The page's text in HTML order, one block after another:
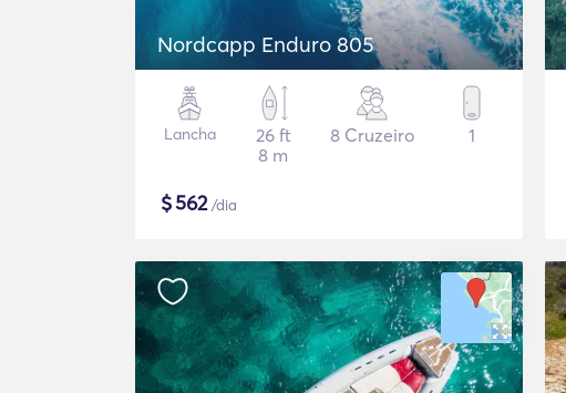
Nordcapp Enduro 805
Lancha
26 ft
8 m
8 Cruzeiro 1
$562/dia